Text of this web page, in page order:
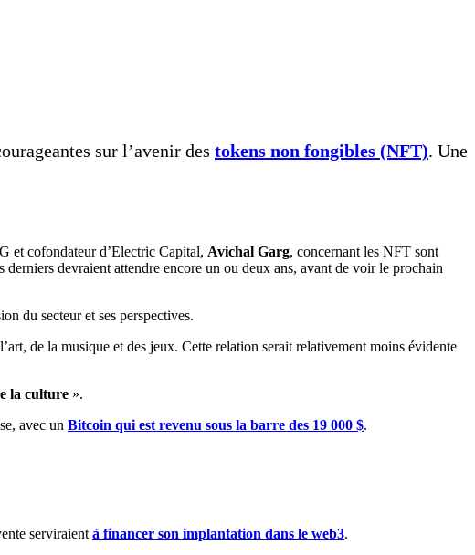
sur l’avenir des tokens non fongibles (NFT). Une
et cofondateur d’Electric Capital, Avichal Garg, concernant les NFT sont
derniers devraient attendre encore un ou deux ans, avant de voir le prochain
du secteur et ses perspectives.
de la musique et des jeux. Cette relation serait relativement moins évidente
la culture ».
avec un Bitcoin qui est revenu sous la barre des 19 000 $.
serviraient à financer son implantation dans le web3.